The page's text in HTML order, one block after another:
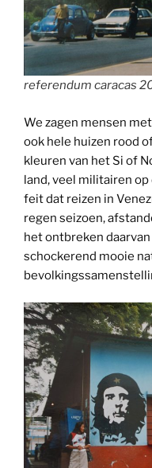
referendum caracas
We zagen mensen
ook hele huizen rood
kleuren van het Si of
land, veel militairen
feit dat reizen in
regen seizoen,
het ontbreken
schockerend mooie